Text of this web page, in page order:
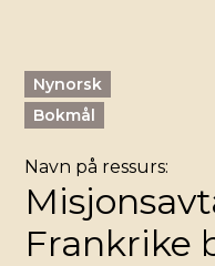
Nynorsk
Bokmål
Navn på ressurs:
Frankrike